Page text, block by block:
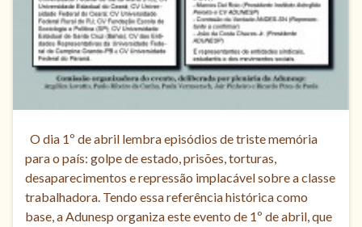
O dia 1º de abril lembra episódios de triste memória
para o país: golpe de estado, prisões, torturas,
desaparecimentos e repressão implacável sobre a classe
trabalhadora. Tendo essa referência histórica como
base, a Adunesp organiza este evento de 1º de abril, que